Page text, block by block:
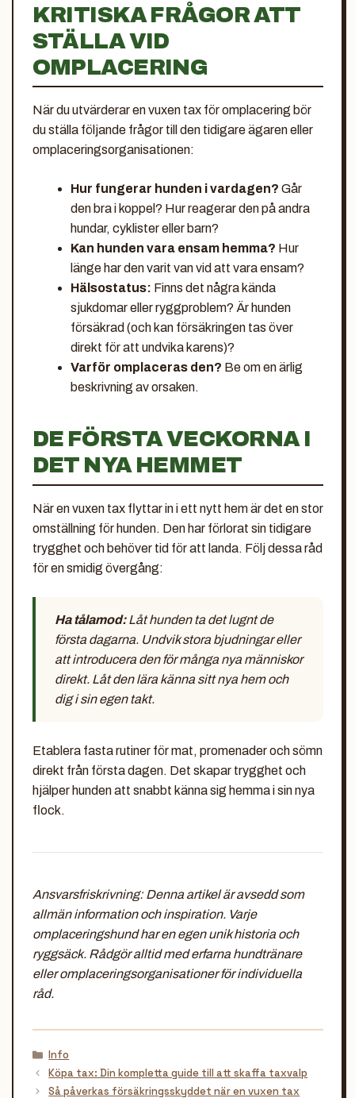
KRITISKA FRÅGOR ATT
STÄLLA VID
OMPLACERING
När du utvärderar en vuxen tax för omplacering bör
du ställa följande frågor till den tidigare ägaren eller
omplaceringsorganisationen:
Hur fungerar hunden i vardagen? Går
den bra i koppel? Hur reagerar den på andra
hundar, cyklister eller barn?
Kan hunden vara ensam hemma? Hur
länge har den varit van vid att vara ensam?
Hälsostatus: Finns det några kända
sjukdomar eller ryggproblem? Är hunden
försäkrad (och kan försäkringen tas över
direkt för att undvika karens)?
Varför omplaceras den? Be om en ärlig
beskrivning av orsaken.
DE FÖRSTA VECKORNA I
DET NYA HEMMET
När en vuxen tax flyttar in i ett nytt hem är det en stor
omställning för hunden. Den har förlorat sin tidigare
trygghet och behöver tid för att landa. Följ dessa råd
för en smidig övergång:
Ha tålamod:Låt hunden ta det lugnt de
första dagarna. Undvik stora bjudningar eller
att introducera den för många nya människor
direkt. Låt den lära känna sitt nya hem och
dig i sin egen takt.
Etablera fasta rutiner för mat, promenader och sömn
direkt från första dagen. Det skapar trygghet och
hjälper hunden att snabbt känna sig hemma i sin nya
flock.
Ansvarsfriskrivning: Denna artikel är avsedd som
allmän information och inspiration. Varje
omplaceringshund har en egen unik historia och
ryggsäck. Rådgör alltid med erfarna hundtränare
eller omplaceringsorganisationer för individuella
råd.
Kategorier
Info
Köpa tax: Din kompletta guide till att skaffa taxvalp
Så påverkas försäkringsskyddet när en vuxen tax